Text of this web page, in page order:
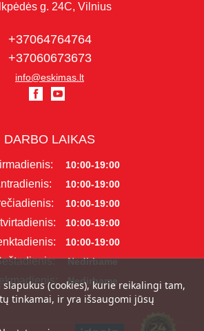
g. 24C, Vilnius
+37064764764
+37060673673
info@eskimas.lt
DARBO LAIKAS
10:00-19:00
10:00-19:00
10:00-19:00
10:00-19:00
10:00-19:00
Nedirbame
Nedirbame
(cookies), kurie reikalingi tam,
tinkamai, ir yra išsaugomi jūsų